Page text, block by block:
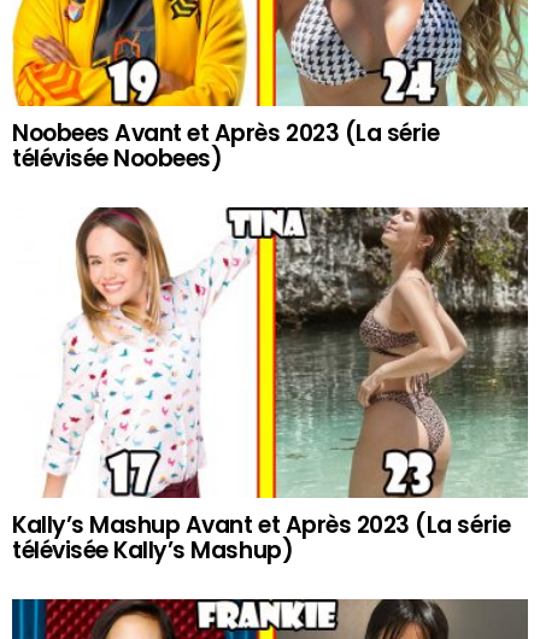
Noobees Avant et Après 2023 (La série
télévisée Noobees)
Kally’s Mashup Avant et Après 2023 (La série
télévisée Kally’s Mashup)